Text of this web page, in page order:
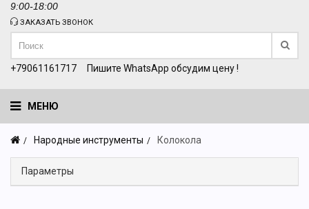
9:00-18:00
ЗАКАЗАТЬ ЗВОНОК
+79061161717 Пишите WhatsApp обсудим цену !
МЕНЮ
Народные инструменты Колокола
Параметры